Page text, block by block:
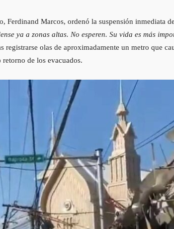
Ferdinand Marcos, ordenó la suspensión inmediata
ya a zonas altas. No esperen. Su vida es más
registrarse olas de aproximadamente un metro que
de los evacuados.